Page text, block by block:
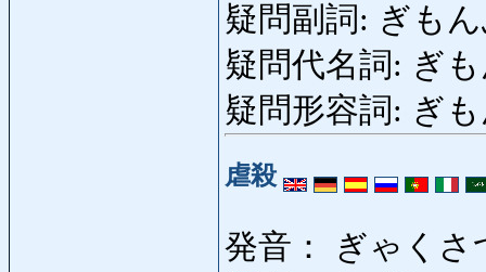
疑問副詞: ぎも
疑問代名詞: ぎ
疑問形容詞: ぎ
虐殺
発音： ぎゃくさ